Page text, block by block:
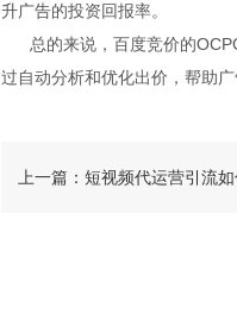
升广告的投资回报率。
总的来说，百度竞价的
过自动分析和优化出价，帮助
上一篇：短视频代运营引流